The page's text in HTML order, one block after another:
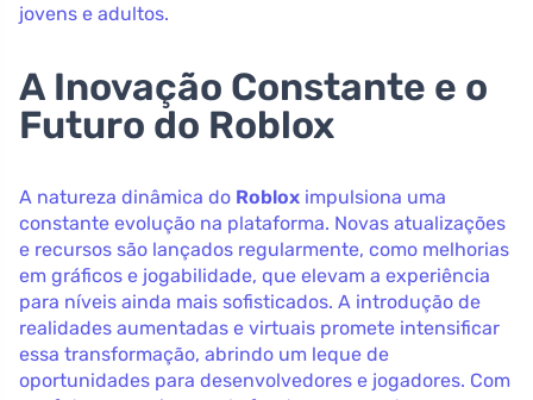
jovens e adultos.
A Inovação Constante e o
Futuro do Roblox
A natureza dinâmica do Roblox impulsiona uma
constante evolução na plataforma. Novas atualizações
e recursos são lançados regularmente, como melhorias
em gráficos e jogabilidade, que elevam a experiência
para níveis ainda mais sofisticados. A introdução de
realidades aumentadas e virtuais promete intensificar
essa transformação, abrindo um leque de
oportunidades para desenvolvedores e jogadores. Com